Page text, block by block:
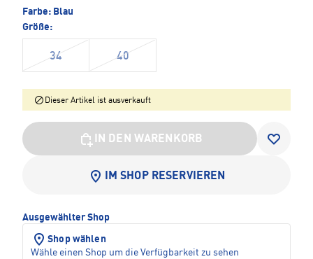
Farbe: Blau
Größe:
34 40
Dieser Artikel ist ausverkauft
IN DEN WARENKORB
IM SHOP RESERVIEREN
Ausgewählter Shop
Shop wählen
Wähle einen Shop um die Verfügbarkeit zu sehen